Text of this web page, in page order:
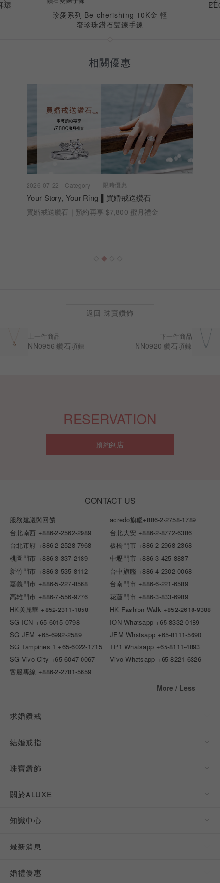
環
珍愛系列 Be cherishing 10K金 輕
奢珍珠鑽石雙鍊手鍊
相關優惠
2026-07-22 Category 限時優惠
Your Story, Your Ring ▌買婚戒送鑽石
買婚戒送鑽石｜預約再享 $7,800 蜜月禮金
上一件商品
NN0956 鑽石項鍊
下一件商品
NN0920 鑽石項鍊
返回 珠寶鑽飾
RESERVATION
預約到店
CONTACT US
服務建議與回饋 acredo旗艦+886-2-2758-1789
台北南西 +886-2-2562-2989 台北大安 +886-2-8772-6386
台北市府 +886-2-2528-7968 板橋門市 +886-2-2968-2368
桃園門市 +886-3-337-2189 中壢門市 +886-3-425-8887
新竹門市 +886-3-535-8112 台中旗艦 +886-4-2302-0068
嘉義門市 +886-5-227-8568 台南門市 +886-6-221-6589
高雄門市 +886-7-556-9776 花蓮門市 +886-3-833-6989
HK美麗華 +852-2311-1858 HK Fashion Walk +852-2618-9388
SG ION +65-6015-0798 ION Whatsapp +65-8332-0189
SG JEM +65-6992-2589 JEM Whatsapp +65-8111-5690
SG Tampines 1 +65-6022-1715 TP1 Whatsapp +65-8111-4893
SG Vivo City +65-6047-0067 Vivo Whatsapp +65-8221-6326
客服專線 +886-2-2781-5659
More / Less
求婚鑽戒
結婚戒指
珠寶鑽飾
關於ALUXE
知識中心
最新消息
婚禮優惠